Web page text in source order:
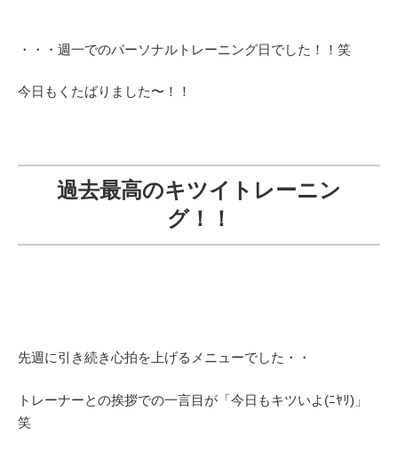
・・・週一でのパーソナルトレーニング日でした！！笑
今日もくたばりました〜！！
過去最高のキツイトレーニン
グ！！
先週に引き続き心拍を上げるメニューでした・・
トレーナーとの挨拶での一言目が「今日もキツいよ(ﾆﾔﾘ)」
笑